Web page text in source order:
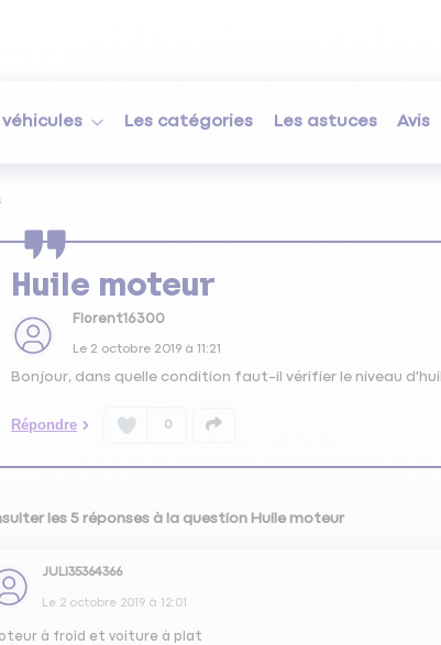
Les catégories Les astuces Avis
Huile moteur
Florent16300
Le 2 octobre 2019à 11:21
Bonjour, dans quelle condition faut-il vérifier le niveau
Répondre 0
les 5 réponses à la question Huile moteur
JULI35364366
Le 2 octobre 2019 à 12:01
à froid et voiture à plat